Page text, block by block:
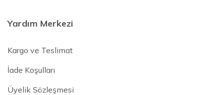
Yardım Merkezi
Kargo ve Teslimat
İade Koşulları
Üyelik Sözleşmesi